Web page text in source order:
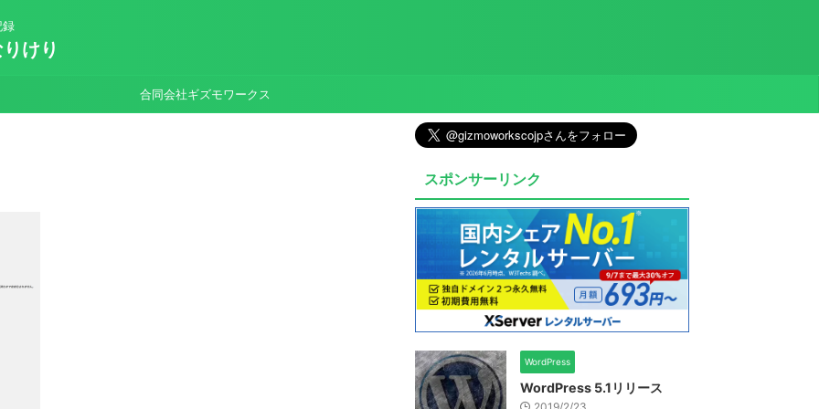
録
けり
合同会社ギズモワークス
スポンサーリンク
WordPress
WordPress 5.1リリース